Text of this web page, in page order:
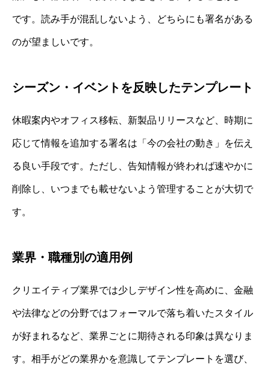
です。読み手が混乱しないよう、どちらにも署名がある
のが望ましいです。
シーズン・イベントを反映したテンプレート
休暇案内やオフィス移転、新製品リリースなど、時期に
応じて情報を追加する署名は「今の会社の動き」を伝え
る良い手段です。ただし、告知情報が終われば速やかに
削除し、いつまでも載せないよう管理することが大切で
す。
業界・職種別の適用例
クリエイティブ業界では少しデザイン性を高めに、金融
や法律などの分野ではフォーマルで落ち着いたスタイル
が好まれるなど、業界ごとに期待される印象は異なりま
す。相手がどの業界かを意識してテンプレートを選び、